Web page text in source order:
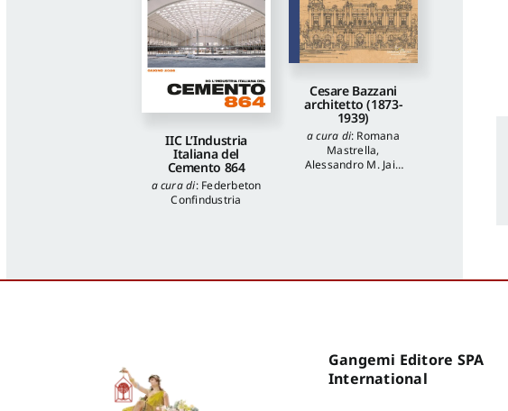
IIC L’Industria
Italiana del
Cemento 864
a cura di: Federbeton
Confindustria
Cesare Bazzani
architetto (1873-
1939)
a cura di: Romana
Mastrella,
Alessandro M. Jaia
Gangemi Editore SPA
International